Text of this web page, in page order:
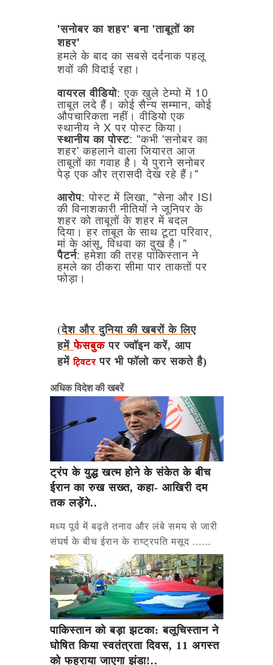
'सनोबरकाशहर' बना 'ताबूतोंका
शहर'
हमले केबादकासबसेदर्दनाकपहलू
शवोंकीविदाईरहा।
वायरलवीडियो: एकखुले टेम्पोमें 10
ताबूतलदेहैं। कोईसैन्यसम्मान, कोई
औपचारिकतानहीं। वीडियोएक
स्थानीयने X पर पोस्टकिया।
स्थानीयकापोस्ट: "कभी 'सनोबर का
शहर' कहलानेवालाजियारत आज
ताबूतोंकागवाह है। येपुरानेसनोबर
पेड़एक और त्रासदीदेखरहे हैं।"
आरोप: पोस्टमेंलिखा, "सेना और ISI
कीविनाशकारीनीतियोंनेजूनिपर के
शहर कोताबूतोंकेशहर मेंबदल
दिया। हर ताबूतकेसाथ टूटापरिवार,
मांकेआंसू, विधवाकादुखहै।"
पैटर्न: हमेशाकीतरह पाकिस्तानने
हमले काठीकरासीमापार ताकतोंपर
फोड़ा।
(देश और दुनिया की खबरों के लिए
हमेंफेसबुकपर ज्वॉइन करें, आप
हमेंट्विटर पर भी फॉलो कर सकते है)
अधिक विदेश की खबरें
ट्रंप के युद्ध खत्म होने के संकेत के बीच
ईरान का रुख सख्त, कहा- आखिरी दम
तक लड़ेंगे..
मध्य पूर्व में बढ़ते तनाव और लंबे समय से जारी
संघर्ष के बीच ईरान के राष्ट्रपति मसूद ......
पाकिस्तान को बड़ा झटका: बलूचिस्तान ने
घोषित किया स्वतंत्रता दिवस, 11 अगस्त
को फहराया जाएगा झंडा!..